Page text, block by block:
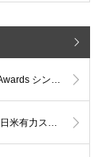
【JSNC開催報告】2026 Japan – U.S. Innovation Awards シンポジウムを開催しました
【JSNCイベント】米Anthropic、Sakana AIなど、日米有力スタートアップ幹部が登壇！ ～2026 Japan–U.S. Innovation Awardsシンポジウム(7月16日開催)～